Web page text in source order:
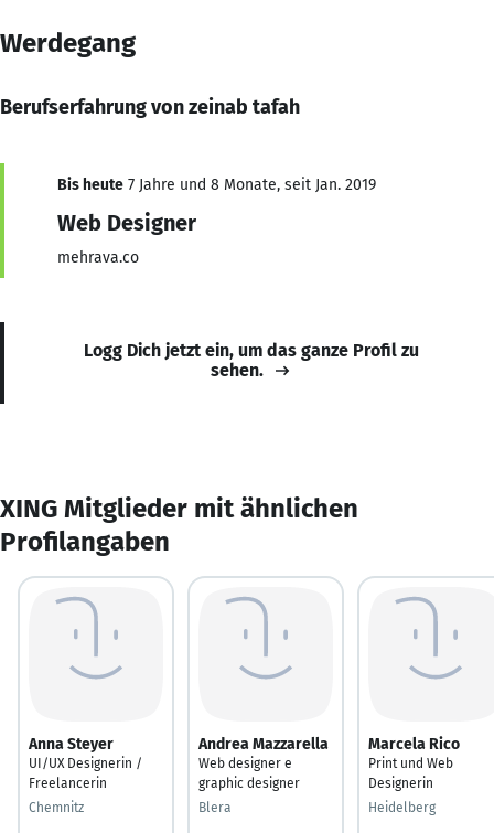
Werdegang
Berufserfahrung von zeinab tafah
Bis heute 7 Jahre und 8 Monate, seit Jan. 2019
Web Designer
mehrava.co
Logg Dich jetzt ein, um das ganze Profil zu
sehen.
XING Mitglieder mit ähnlichen
Profilangaben
Anna Steyer
UI/UX Designerin /
Freelancerin
Chemnitz
Andrea Mazzarella
Web designer e
graphic designer
Blera
Marcela Rico
Print und Web
Designerin
Heidelberg